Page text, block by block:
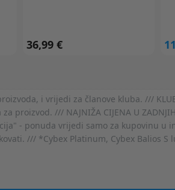
36,99 €
i vrijedi za članove kluba. ///
proizvod. /// NAJNIŽA CIJENA U
- ponuda vrijedi samo za
/// *Cybex Platinum, Cybex Balios S